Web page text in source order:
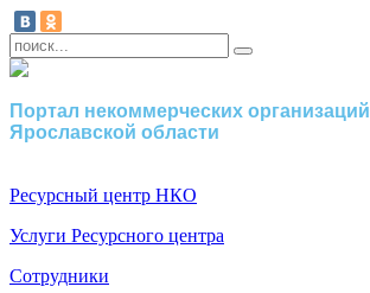
Портал некоммерческих организаций
Ярославской области
Ресурсный центр НКО
Услуги Ресурсного центра
Сотрудники